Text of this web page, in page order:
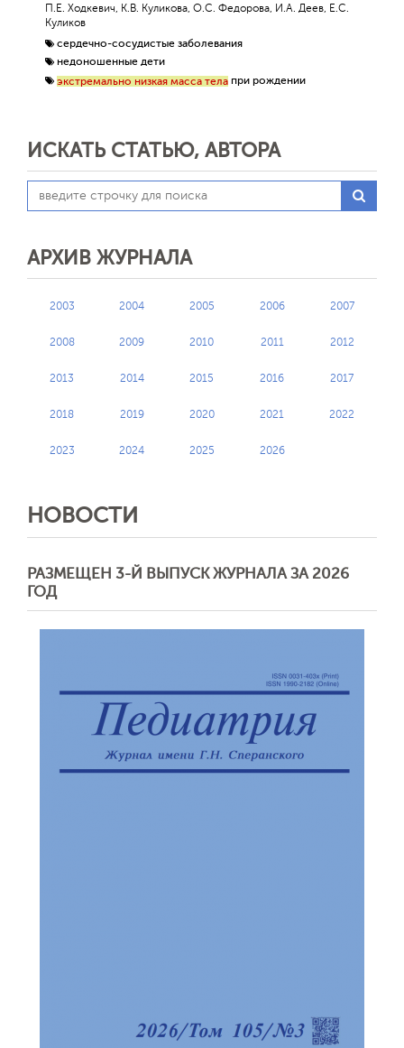
П.Е. Ходкевич, К.В. Куликова, О.С. Федорова, И.А. Деев, Е.С.
Куликов
сердечно-сосудистые заболевания
недоношенные дети
экстремально низкая масса тела при рождении
ИСКАТЬ СТАТЬЮ, АВТОРА
АРХИВ ЖУРНАЛА
2003 2004 2005 2006 2007
2008 2009 2010 2011 2012
2013 2014 2015 2016 2017
2018 2019 2020 2021 2022
2023 2024 2025 2026
НОВОСТИ
РАЗМЕЩЕН 3-Й ВЫПУСК ЖУРНАЛА ЗА 2026
ГОД